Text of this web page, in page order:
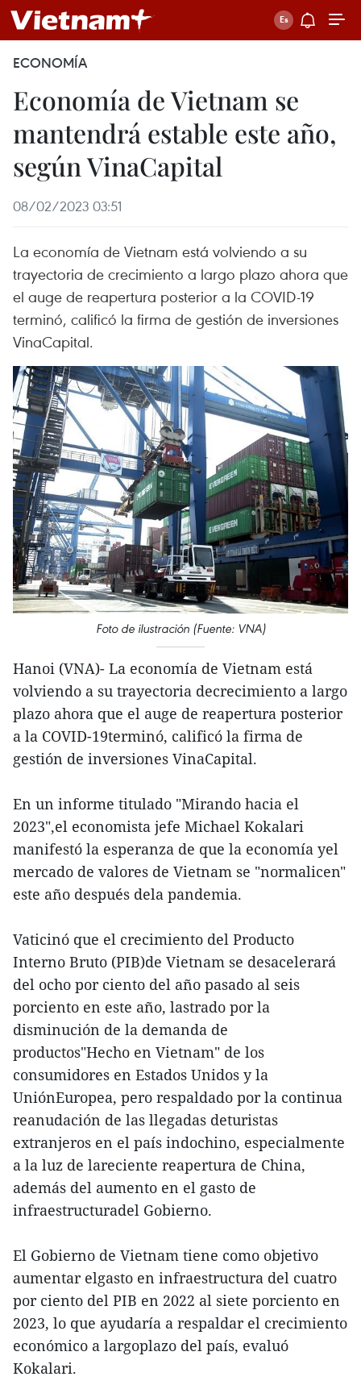
ECONOMÍA
Economía de Vietnam se
mantendrá estable este año,
según VinaCapital
08/02/2023 03:51
La economía de Vietnam está volviendo a su
trayectoria de crecimiento a largo plazo ahora que
el auge de reapertura posterior a la COVID-19
terminó, calificó la firma de gestión de inversiones
VinaCapital.
Foto de ilustración (Fuente: VNA)
Hanoi (VNA)- La economía de Vietnam está
volviendo a su trayectoria decrecimiento a largo
plazo ahora que el auge de reapertura posterior
a la COVID-19terminó, calificó la firma de
gestión de inversiones VinaCapital.
En un informe titulado "Mirando hacia el
2023",el economista jefe Michael Kokalari
manifestó la esperanza de que la economía yel
mercado de valores de Vietnam se "normalicen"
este año después dela pandemia.
Vaticinó que el crecimiento del Producto
Interno Bruto (PIB)de Vietnam se desacelerará
del ocho por ciento del año pasado al seis
porciento en este año, lastrado por la
disminución de la demanda de
productos"Hecho en Vietnam" de los
consumidores en Estados Unidos y la
UniónEuropea, pero respaldado por la continua
reanudación de las llegadas deturistas
extranjeros en el país indochino, especialmente
a la luz de lareciente reapertura de China,
además del aumento en el gasto de
infraestructuradel Gobierno.
El Gobierno de Vietnam tiene como objetivo
aumentar elgasto en infraestructura del cuatro
por ciento del PIB en 2022 al siete porciento en
2023, lo que ayudaría a respaldar el crecimiento
económico a largoplazo del país, evaluó
Kokalari.